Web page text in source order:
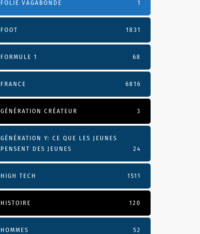
FOLIE VAGABONDE 1
FOOT 1831
FORMULE 1 68
FRANCE 6816
GÉNÉRATION CRÉATEUR 3
GÉNÉRATION Y: CE QUE LES JEUNES
PENSENT DES JEUNES
24
HIGH TECH 1511
HISTOIRE 120
HOMMES 52